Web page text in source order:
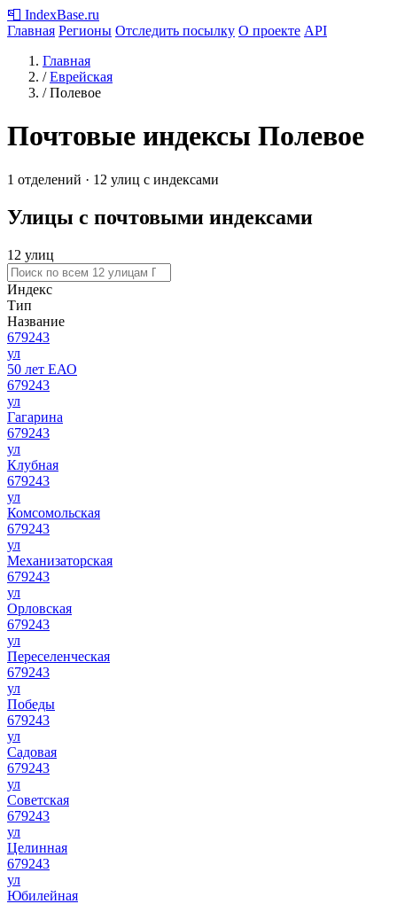
📮 IndexBase.ru
Главная Регионы Отследить посылку О проекте API
Главная
/ Еврейская
/ Полевое
Почтовые индексы Полевое
1 отделений · 12 улиц с индексами
Улицы с почтовыми индексами
12 улиц
Индекс
Тип
Название
679243
ул
50 лет ЕАО
679243
ул
Гагарина
679243
ул
Клубная
679243
ул
Комсомольская
679243
ул
Механизаторская
679243
ул
Орловская
679243
ул
Переселенческая
679243
ул
Победы
679243
ул
Садовая
679243
ул
Советская
679243
ул
Целинная
679243
ул
Юбилейная